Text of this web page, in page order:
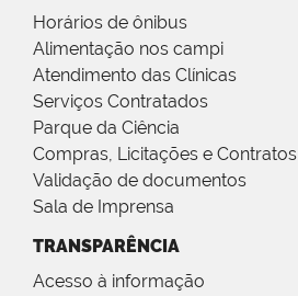
Horários de ônibus
Alimentação nos campi
Atendimento das Clínicas
Serviços Contratados
Parque da Ciência
Compras, Licitações e Contratos
Validação de documentos
Sala de Imprensa
TRANSPARÊNCIA
Acesso à informação